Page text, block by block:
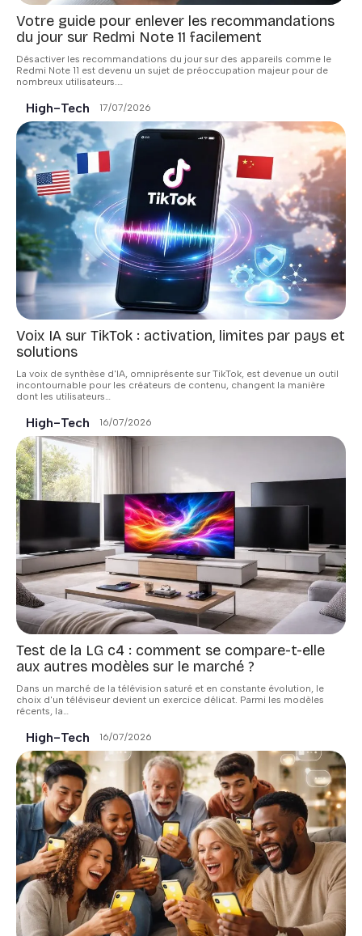
Votre guide pour enlever les recommandations
du jour sur Redmi Note 11 facilement
Désactiver les recommandations du jour sur des appareils comme le
Redmi Note 11 est devenu un sujet de préoccupation majeur pour de
nombreux utilisateurs.…
High-Tech 17/07/2026
Voix IA sur TikTok : activation, limites par pays et
solutions
La voix de synthèse d'IA, omniprésente sur TikTok, est devenue un outil
incontournable pour les créateurs de contenu, changent la manière
dont les utilisateurs
High-Tech 16/07/2026
Test de la LG c4 : comment se compare-t-elle
aux autres modèles sur le marché ?
Dans un marché de la télévision saturé et en constante évolution, le
choix d'un téléviseur devient un exercice délicat. Parmi les modèles
récents, la
High-Tech 16/07/2026